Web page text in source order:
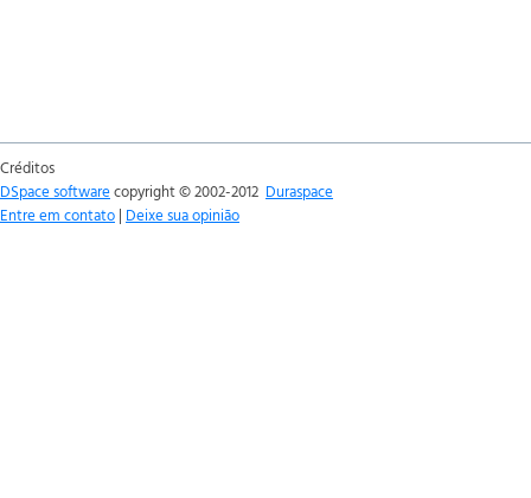
Créditos
DSpace softwarecopyright © 2002-2012 Duraspace
Entre em contato | Deixe sua opinião